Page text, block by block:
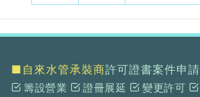
■自來水管承裝商許可證書案件申請
籌設營業 證冊展延 變更許可